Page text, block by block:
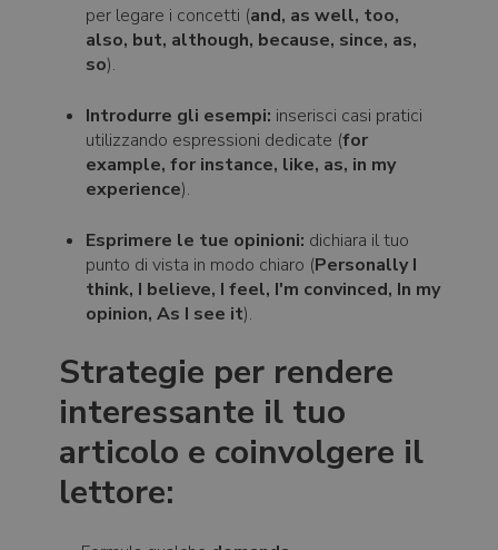
per legare i concetti (and, as well, too,
also, but, although, because, since, as,
so).
Introdurre gli esempi: inserisci casi pratici
utilizzando espressioni dedicate (for
example, for instance, like, as, in my
experience).
Esprimere le tue opinioni: dichiara il tuo
punto di vista in modo chiaro (Personally I
think, I believe, I feel, I'm convinced, In my
opinion, As I see it).
Strategie per rendere
interessante il tuo
articolo e coinvolgere il
lettore: